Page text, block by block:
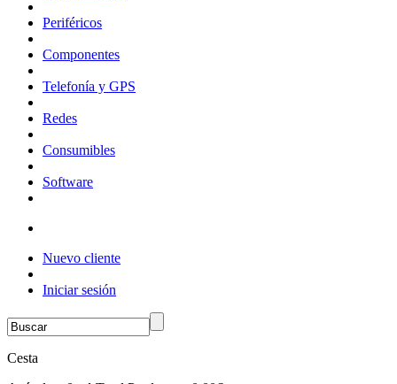
Periféricos
Componentes
Telefonía y GPS
Redes
Consumibles
Software
Nuevo cliente
Iniciar sesión
Cesta